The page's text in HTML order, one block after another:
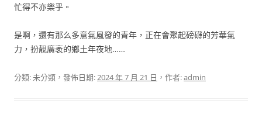
忙得不亦樂乎。
是啊，還有那么多意氣風發的青年，正在會聚起磅礴的芳華氣
力，扮靚廣袤的鄉土年夜地……
分類: 未分類，發佈日期:2024 年 7 月 21 日 ，作者:admin